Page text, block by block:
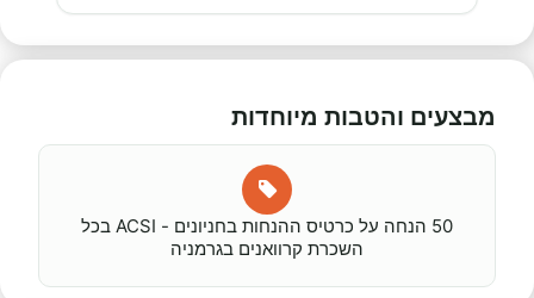
מבצעים והטבות מיוחדות
50 הנחה על כרטיס ההנחות בחניונים - ACSI בכל
השכרת קרוואנים בגרמניה